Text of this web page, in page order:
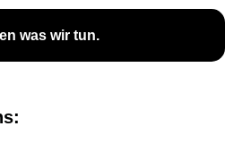
was wir tun.